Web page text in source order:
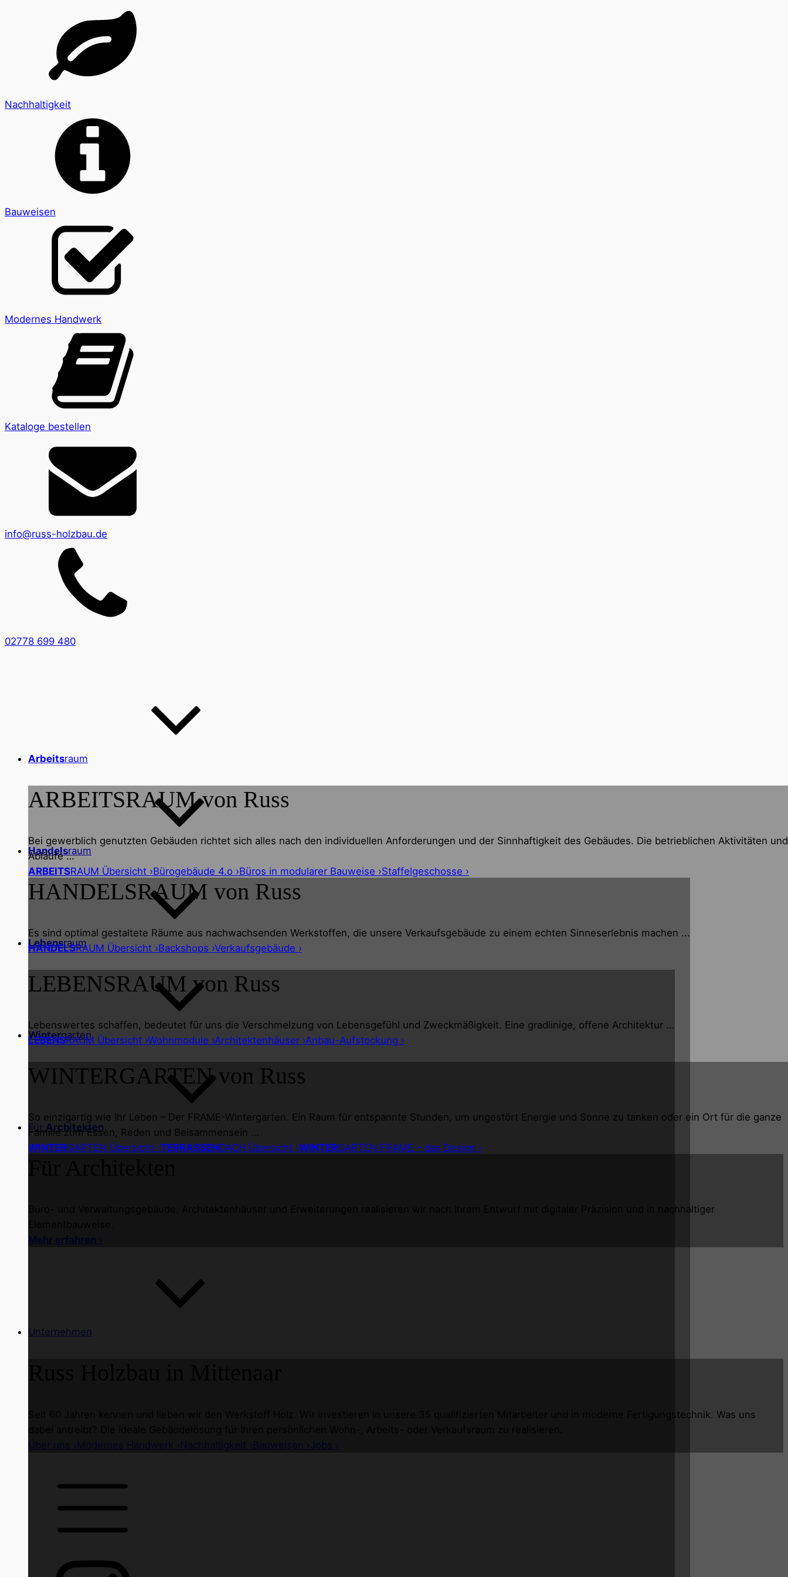
Nachhaltigkeit
Bauweisen
Modernes Handwerk
Kataloge bestellen
info@russ-holzbau.de
02778 699 480
Arbeitsraum
ARBEITSRAUM von Russ
Bei gewerblich genutzten Gebäuden richtet sich alles nach den individuellen Anforderungen und der Sinnhaftigkeit des Gebäudes. Die betrieblichen Aktivitäten und
Abläufe …
ARBEITSRAUM Übersicht ›Bürogebäude 4.o ›Büros in modularer Bauweise ›Staffelgeschosse ›
Handelsraum
HANDELSRAUM von Russ
Es sind optimal gestaltete Räume aus nachwachsenden Werkstoffen, die unsere Verkaufsgebäude zu einem echten Sinneserlebnis machen ...
HANDELSRAUM Übersicht ›Backshops ›Verkaufsgebäude ›
Lebensraum
LEBENSRAUM von Russ
Lebenswertes schaffen, bedeutet für uns die Verschmelzung von Lebensgefühl und Zweckmäßigkeit. Eine gradlinige, offene Architektur ...
LEBENSRAUM Übersicht ›Wohnmodule ›Architektenhäuser ›Anbau-Aufstockung ›
Wintergarten
WINTERGARTEN von Russ
So einzigartig wie Ihr Leben – Der FRAME-Wintergarten. Ein Raum für entspannte Stunden, um ungestört Energie und Sonne zu tanken oder ein Ort für die ganze
Familie zum Essen, Reden und Beisammensein …
WINTERGARTEN Übersicht ›TERRASSENDACH Übersicht ›WINTERGARTEN FRAME – das Design ›
Für Architekten
Büro- und Verwaltungsgebäude, Architektenhäuser und Erweiterungen realisieren wir nach Ihrem Entwurf mit digitaler Präzision und in nachhaltiger
Unternehmen
Seit 60 Jahren kennen und lieben wir den Werkstoff Holz. Wir investieren in unsere 35 qualifizierten Mitarbeiter und in moderne Fertigungstechnik. Was uns